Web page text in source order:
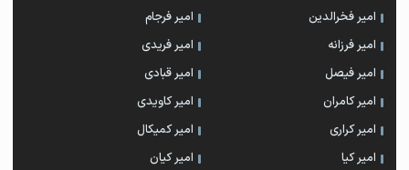
امیر فخرالدین
امیر فرجام
امیر فرزانه
امیر فریدی
امیر فیصل
امیر قبادی
امیر کامران
امیر کاویدی
امیر کراری
امیر کمیکال
امیر کیا
امیر کیان